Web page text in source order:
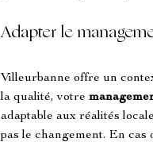
Adapter le
Villeurbanne offre un
la qualité, votre
adaptable aux réalités
pas le changement. En